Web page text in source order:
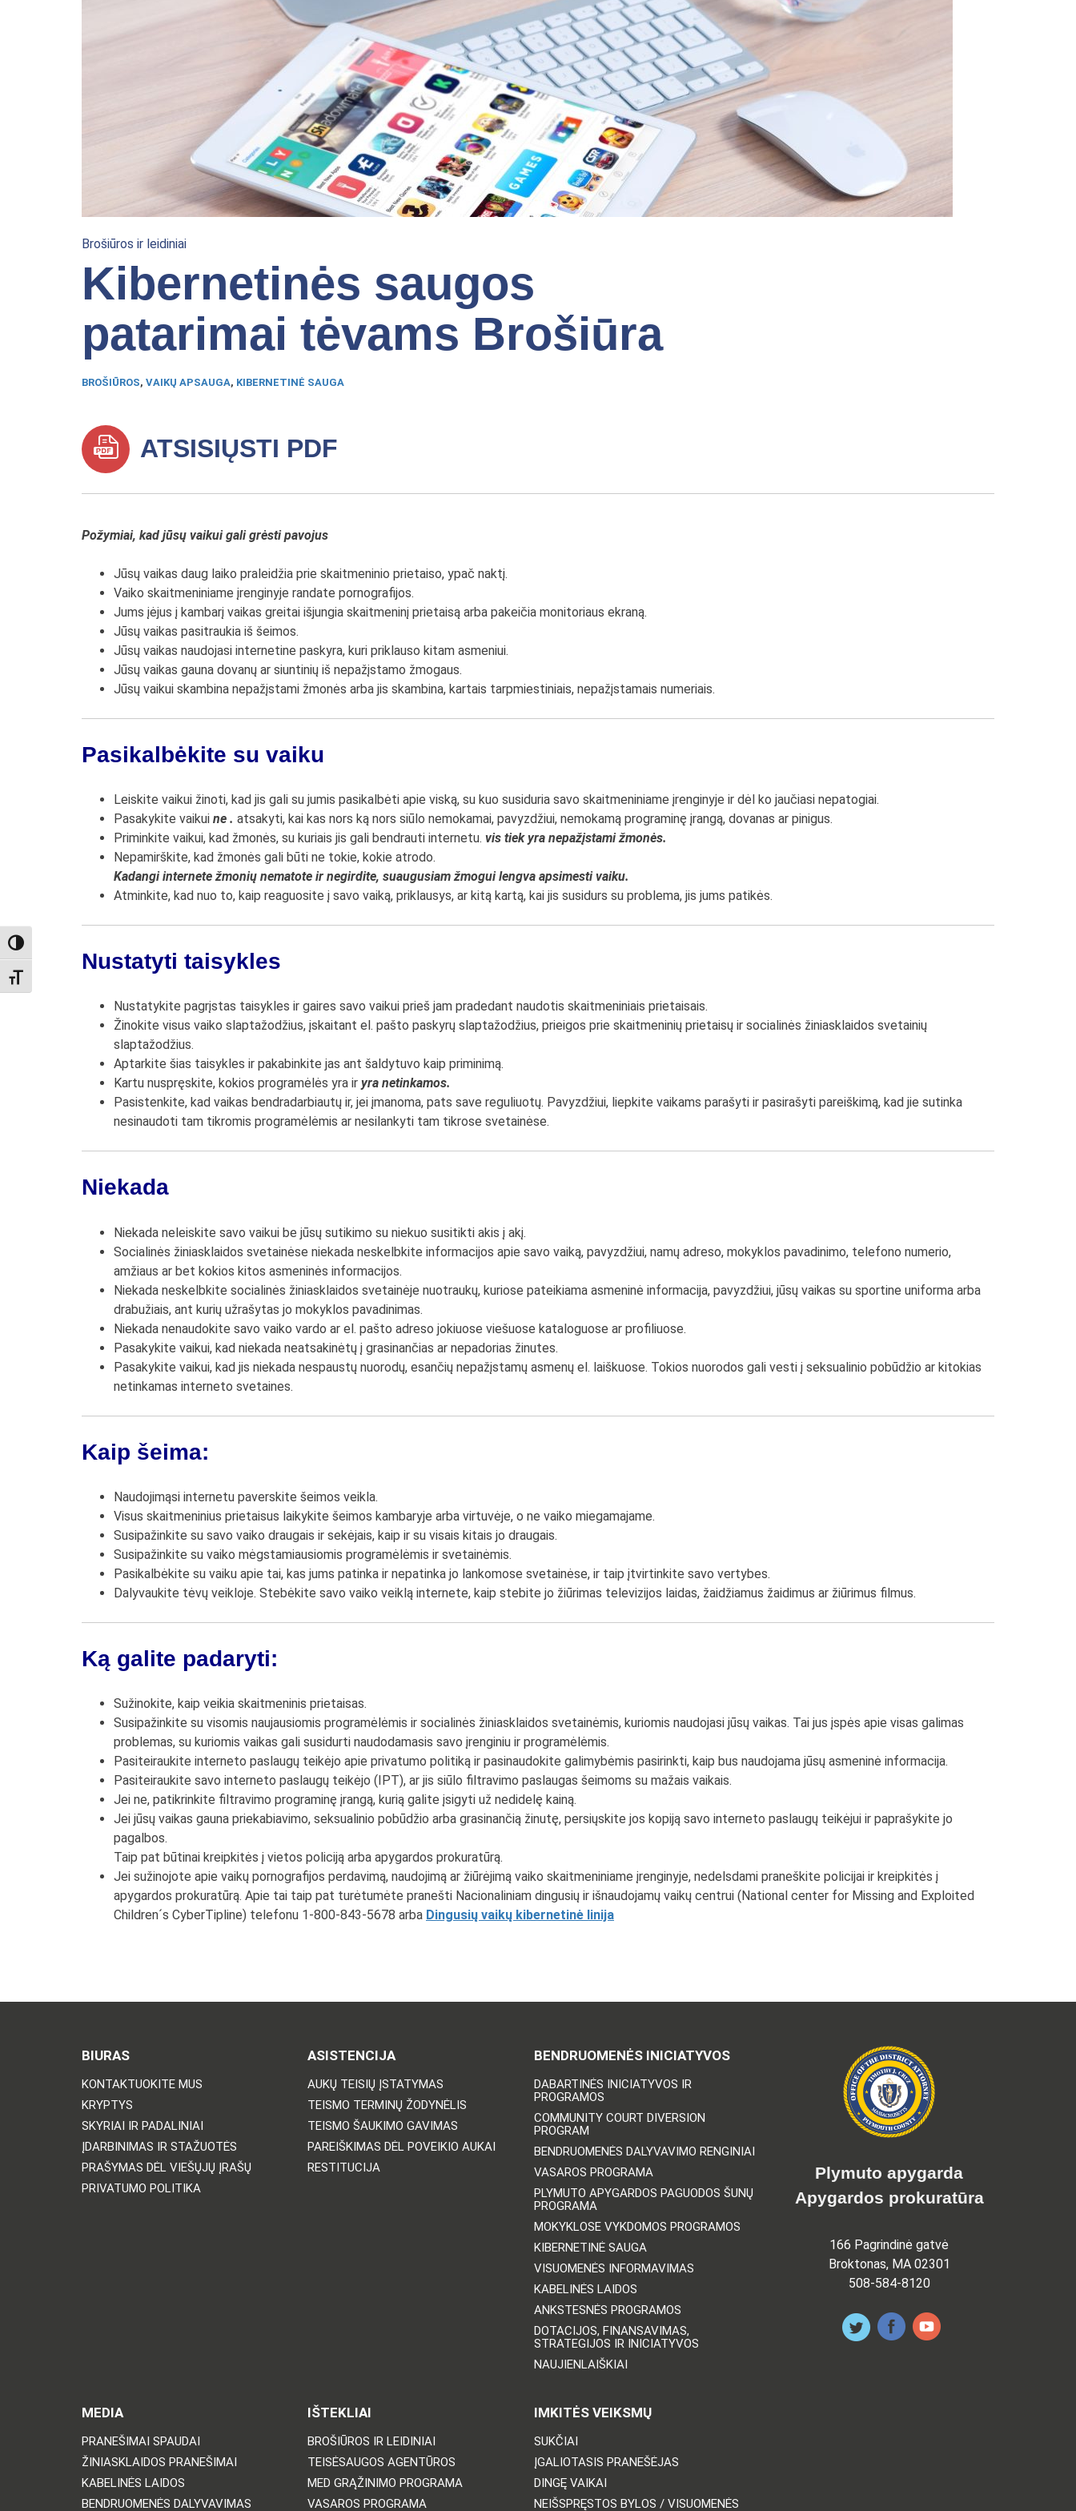
TOGGLE HIGH CONTRAST
TOGGLE FONT SIZE
Brošiūros ir leidiniai
Kibernetinės saugos
patarimai tėvams Brošiūra
BROŠIŪROS, VAIKŲ APSAUGA, KIBERNETINĖ SAUGA
ATSISIŲSTI PDF
Požymiai, kad jūsų vaikui gali grėsti pavojus
Jūsų vaikas daug laiko praleidžia prie skaitmeninio prietaiso, ypač naktį.
Vaiko skaitmeniniame įrenginyje randate pornografijos.
Jums įėjus į kambarį vaikas greitai išjungia skaitmeninį prietaisą arba pakeičia monitoriaus ekraną.
Jūsų vaikas pasitraukia iš šeimos.
Jūsų vaikas naudojasi internetine paskyra, kuri priklauso kitam asmeniui.
Jūsų vaikas gauna dovanų ar siuntinių iš nepažįstamo žmogaus.
Jūsų vaikui skambina nepažįstami žmonės arba jis skambina, kartais tarpmiestiniais, nepažįstamais numeriais.
Pasikalbėkite su vaiku
Leiskite vaikui žinoti, kad jis gali su jumis pasikalbėti apie viską, su kuo susiduria savo skaitmeniniame įrenginyje ir dėl ko jaučiasi nepatogiai.
Pasakykite vaikui ne . atsakyti, kai kas nors ką nors siūlo nemokamai, pavyzdžiui, nemokamą programinę įrangą, dovanas ar pinigus.
Priminkite vaikui, kad žmonės, su kuriais jis gali bendrauti internetu. vis tiek yra nepažįstami žmonės.
Nepamirškite, kad žmonės gali būti ne tokie, kokie atrodo.
Kadangi internete žmonių nematote ir negirdite, suaugusiam žmogui lengva apsimesti vaiku.
Atminkite, kad nuo to, kaip reaguosite į savo vaiką, priklausys, ar kitą kartą, kai jis susidurs su problema, jis jums patikės.
Nustatyti taisykles
Nustatykite pagrįstas taisykles ir gaires savo vaikui prieš jam pradedant naudotis skaitmeniniais prietaisais.
Žinokite visus vaiko slaptažodžius, įskaitant el. pašto paskyrų slaptažodžius, prieigos prie skaitmeninių prietaisų ir socialinės žiniasklaidos svetainių
slaptažodžius.
Aptarkite šias taisykles ir pakabinkite jas ant šaldytuvo kaip priminimą.
Kartu nuspręskite, kokios programėlės yra ir yra netinkamos.
Pasistenkite, kad vaikas bendradarbiautų ir, jei įmanoma, pats save reguliuotų. Pavyzdžiui, liepkite vaikams parašyti ir pasirašyti pareiškimą, kad jie sutinka
nesinaudoti tam tikromis programėlėmis ar nesilankyti tam tikrose svetainėse.
Niekada
Niekada neleiskite savo vaikui be jūsų sutikimo su niekuo susitikti akis į akį.
Socialinės žiniasklaidos svetainėse niekada neskelbkite informacijos apie savo vaiką, pavyzdžiui, namų adreso, mokyklos pavadinimo, telefono numerio,
amžiaus ar bet kokios kitos asmeninės informacijos.
Niekada neskelbkite socialinės žiniasklaidos svetainėje nuotraukų, kuriose pateikiama asmeninė informacija, pavyzdžiui, jūsų vaikas su sportine uniforma arba
drabužiais, ant kurių užrašytas jo mokyklos pavadinimas.
Niekada nenaudokite savo vaiko vardo ar el. pašto adreso jokiuose viešuose kataloguose ar profiliuose.
Pasakykite vaikui, kad niekada neatsakinėtų į grasinančias ar nepadorias žinutes.
Pasakykite vaikui, kad jis niekada nespaustų nuorodų, esančių nepažįstamų asmenų el. laiškuose. Tokios nuorodos gali vesti į seksualinio pobūdžio ar kitokias
netinkamas interneto svetaines.
Kaip šeima:
Naudojimąsi internetu paverskite šeimos veikla.
Visus skaitmeninius prietaisus laikykite šeimos kambaryje arba virtuvėje, o ne vaiko miegamajame.
Susipažinkite su savo vaiko draugais ir sekėjais, kaip ir su visais kitais jo draugais.
Susipažinkite su vaiko mėgstamiausiomis programėlėmis ir svetainėmis.
Pasikalbėkite su vaiku apie tai, kas jums patinka ir nepatinka jo lankomose svetainėse, ir taip įtvirtinkite savo vertybes.
Dalyvaukite tėvų veikloje. Stebėkite savo vaiko veiklą internete, kaip stebite jo žiūrimas televizijos laidas, žaidžiamus žaidimus ar žiūrimus filmus.
Ką galite padaryti:
Sužinokite, kaip veikia skaitmeninis prietaisas.
Susipažinkite su visomis naujausiomis programėlėmis ir socialinės žiniasklaidos svetainėmis, kuriomis naudojasi jūsų vaikas. Tai jus įspės apie visas galimas
problemas, su kuriomis vaikas gali susidurti naudodamasis savo įrenginiu ir programėlėmis.
Pasiteiraukite interneto paslaugų teikėjo apie privatumo politiką ir pasinaudokite galimybėmis pasirinkti, kaip bus naudojama jūsų asmeninė informacija.
Pasiteiraukite savo interneto paslaugų teikėjo (IPT), ar jis siūlo filtravimo paslaugas šeimoms su mažais vaikais.
Jei ne, patikrinkite filtravimo programinę įrangą, kurią galite įsigyti už nedidelę kainą.
Jei jūsų vaikas gauna priekabiavimo, seksualinio pobūdžio arba grasinančią žinutę, persiųskite jos kopiją savo interneto paslaugų teikėjui ir paprašykite jo
pagalbos.
Taip pat būtinai kreipkitės į vietos policiją arba apygardos prokuratūrą.
Jei sužinojote apie vaikų pornografijos perdavimą, naudojimą ar žiūrėjimą vaiko skaitmeniniame įrenginyje, nedelsdami praneškite policijai ir kreipkitės į
apygardos prokuratūrą. Apie tai taip pat turėtumėte pranešti Nacionaliniam dingusių ir išnaudojamų vaikų centrui (National center for Missing and Exploited
Children´s CyberTipline) telefonu 1-800-843-5678 arba Dingusių vaikų kibernetinė linija
BIURAS
KONTAKTUOKITE MUS
KRYPTYS
SKYRIAI IR PADALINIAI
ĮDARBINIMAS IR STAŽUOTĖS
PRAŠYMAS DĖL VIEŠŲJŲ ĮRAŠŲ
PRIVATUMO POLITIKA
ASISTENCIJA
AUKŲ TEISIŲ ĮSTATYMAS
TEISMO TERMINŲ ŽODYNĖLIS
TEISMO ŠAUKIMO GAVIMAS
PAREIŠKIMAS DĖL POVEIKIO AUKAI
RESTITUCIJA
BENDRUOMENĖS INICIATYVOS
DABARTINĖS INICIATYVOS IR
PROGRAMOS
COMMUNITY COURT DIVERSION
PROGRAM
BENDRUOMENĖS DALYVAVIMO RENGINIAI
VASAROS PROGRAMA
PLYMUTO APYGARDOS PAGUODOS ŠUNŲ
PROGRAMA
MOKYKLOSE VYKDOMOS PROGRAMOS
KIBERNETINĖ SAUGA
VISUOMENĖS INFORMAVIMAS
KABELINĖS LAIDOS
ANKSTESNĖS PROGRAMOS
DOTACIJOS, FINANSAVIMAS,
STRATEGIJOS IR INICIATYVOS
NAUJIENLAIŠKIAI
MEDIA
PRANEŠIMAI SPAUDAI
ŽINIASKLAIDOS PRANEŠIMAI
KABELINĖS LAIDOS
BENDRUOMENĖS DALYVAVIMAS
IŠTEKLIAI
BROŠIŪROS IR LEIDINIAI
TEISĖSAUGOS AGENTŪROS
MED GRĄŽINIMO PROGRAMA
VASAROS PROGRAMA
IMKITĖS VEIKSMŲ
SUKČIAI
ĮGALIOTASIS PRANEŠĖJAS
DINGĘ VAIKAI
NEIŠSPRĘSTOS BYLOS / VISUOMENĖS
Plymuto apygarda
Apygardos prokuratūra
166 Pagrindinė gatvė
Broktonas, MA 02301
508-584-8120